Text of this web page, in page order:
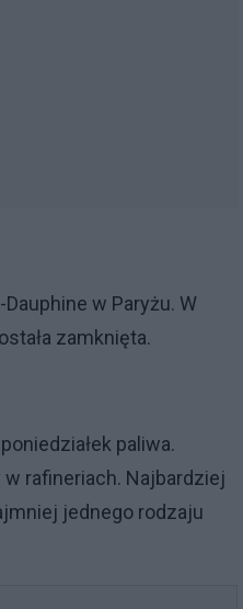
w Paryżu. W
zamknięta.
paliwa.
rafineriach. Najbardziej
jednego rodzaju